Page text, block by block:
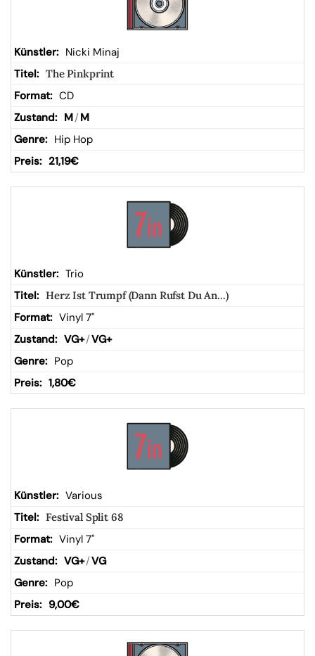
kor
b
Nicki Minaj
The Pinkprint
CD
M/ M
Hip Hop
21,19€
Trio
Herz Ist Trumpf (Dann Rufst Du An...)
Vinyl 7"
VG+/VG+
Pop
1,80€
Various
Festival Split 68
Vinyl 7"
VG+/VG
Pop
9,00€